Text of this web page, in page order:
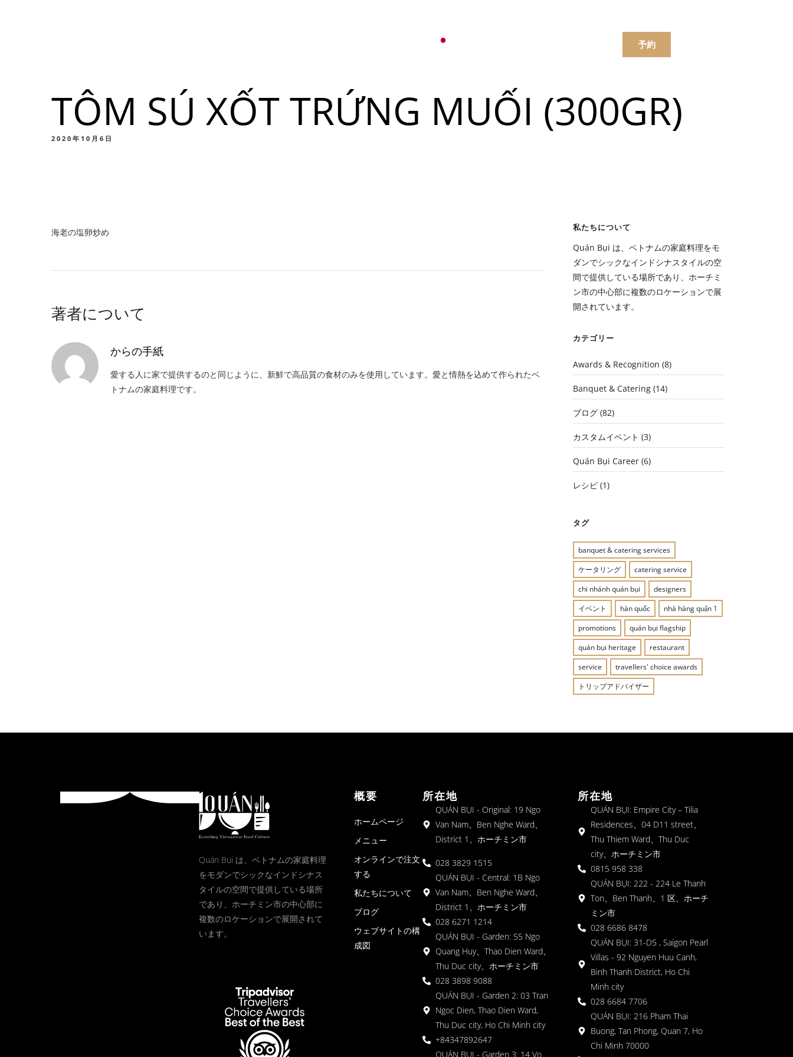
カスタムイベント メニュー
飲み物
Tiếng Việt
한국어
予約
メニュー
カスタムイベント メニュー
TÔM SÚ XỐT TRỨNG MUỐI (300GR)
2020年10月6日
海老の塩卵炒め
著者について
からの手紙
愛する人に家で提供するのと同じように、新鮮で高品質の食材のみを使用しています。愛と情熱を込めて作られたベ
トナムの家庭料理です。
私たちについて
Quán Bụi は、ベトナムの家庭料理をモ
ダンでシックなインドシナスタイルの空
間で提供している場所であり、ホーチミ
ン市の中心部に複数のロケーションで展
開されています。
カテゴリー
Awards & Recognition (8)
Banquet & Catering (14)
ブログ (82)
カスタムイベント (3)
Quán Bụi Career (6)
レシピ (1)
タグ
banquet & catering services
ケータリング
catering service
chi nhánh quán bụi
designers
イベント
hàn quốc
nhà hàng quận 1
promotions
quán bụi flagship
quán bụi heritage
restaurant
service
travellers' choice awards
トリップアドバイザー
Quán Bụi は、ベトナムの家庭料理
をモダンでシックなインドシナス
タイルの空間で提供している場所
であり、ホーチミン市の中心部に
複数のロケーションで展開されて
います。
概要
ホームページ
メニュー
オンラインで注文
する
私たちについて
ブログ
ウェブサイトの構
成図
所在地
QUÁN BỤI - Original: 19 Ngo
Van Nam、Ben Nghe Ward、
District 1、ホーチミン市
028 3829 1515
QUÁN BỤI - Central: 1B Ngo
Van Nam、Ben Nghe Ward、
District 1、ホーチミン市
028 6271 1214
QUÁN BỤI - Garden: 55 Ngo
Quang Huy、Thao Dien Ward、
Thu Duc city、ホーチミン市
028 3898 9088
QUÁN BỤI - Garden 2: 03 Tran
Ngoc Dien, Thao Dien Ward,
Thu Duc city, Ho Chi Minh city
+84347892647
QUÁN BỤI - Garden 3: 14 Vo
所在地
QUÁN BỤI: Empire City – Tilia
Residences、04 D11 street、
Thu Thiem Ward、Thu Duc
city、ホーチミン市
0815 958 338
QUÁN BỤI: 222 - 224 Le Thanh
Ton、Ben Thanh、1 区、ホーチ
ミン市
028 6686 8478
QUÁN BỤI: 31-D5 , Saigon Pearl
Villas - 92 Nguyen Huu Canh,
Binh Thanh District, Ho Chi
Minh city
028 6684 7706
QUÁN BỤI: 216 Pham Thai
Buong, Tan Phong, Quan 7, Ho
Chi Minh 70000